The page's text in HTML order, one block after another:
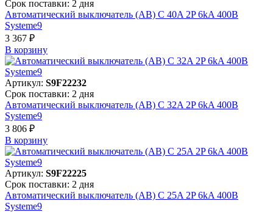
Срок поставки: 2 дня
Автоматический выключатель (АВ) C 40A 2P 6kA 400В
Systeme9
3 367 ₽
В корзинy
Артикул: S9F22232
Срок поставки: 2 дня
Автоматический выключатель (АВ) C 32A 2P 6kA 400В
Systeme9
3 806 ₽
В корзинy
Артикул: S9F22225
Срок поставки: 2 дня
Автоматический выключатель (АВ) C 25A 2P 6kA 400В
Systeme9